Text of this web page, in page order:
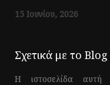
15 Ιουνίου, 2026
Σχετικά με το Blog
Η ιστοσελίδα αυτή